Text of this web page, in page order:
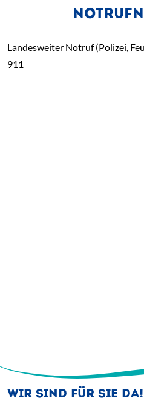
Landesweiter Notruf (Polizei,
911
WIR SIND FÜR SIE DA!